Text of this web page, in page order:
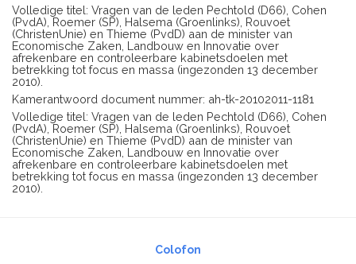
Volledige titel: Vragen van de leden Pechtold (D66), Cohen
(PvdA), Roemer (SP), Halsema (Groenlinks), Rouvoet
(ChristenUnie) en Thieme (PvdD) aan de minister van
Economische Zaken, Landbouw en Innovatie over
afrekenbare en controleerbare kabinetsdoelen met
betrekking tot focus en massa (ingezonden 13 december
2010).
Kamerantwoord document nummer: ah-tk-20102011-1181
Volledige titel: Vragen van de leden Pechtold (D66), Cohen
(PvdA), Roemer (SP), Halsema (Groenlinks), Rouvoet
(ChristenUnie) en Thieme (PvdD) aan de minister van
Economische Zaken, Landbouw en Innovatie over
afrekenbare en controleerbare kabinetsdoelen met
betrekking tot focus en massa (ingezonden 13 december
2010).
Colofon